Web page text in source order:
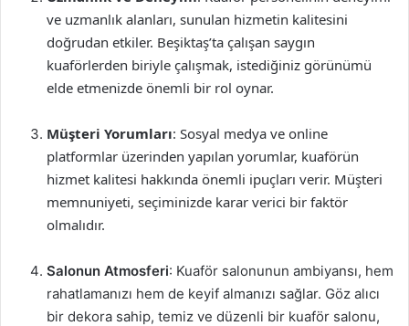
ve uzmanlık alanları, sunulan hizmetin kalitesini
doğrudan etkiler. Beşiktaş’ta çalışan saygın
kuaförlerden biriyle çalışmak, istediğiniz görünümü
elde etmenizde önemli bir rol oynar.
Müşteri Yorumları: Sosyal medya ve online
platformlar üzerinden yapılan yorumlar, kuaförün
hizmet kalitesi hakkında önemli ipuçları verir. Müşteri
memnuniyeti, seçiminizde karar verici bir faktör
olmalıdır.
Salonun Atmosferi: Kuaför salonunun ambiyansı, hem
rahatlamanızı hem de keyif almanızı sağlar. Göz alıcı
bir dekora sahip, temiz ve düzenli bir kuaför salonu,